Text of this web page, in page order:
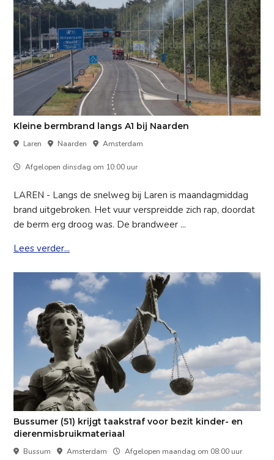
Kleine bermbrand langs A1 bij Naarden
Laren Naarden Amsterdam
Afgelopen dinsdag om 10:00 uur
LAREN - Langs de snelweg bij Laren is maandagmiddag
brand uitgebroken. Het vuur verspreidde zich rap, doordat
de berm erg droog was. De brandweer ...
Lees verder...
Bussumer (51) krijgt taakstraf voor bezit kinder- en
dierenmisbruikmateriaal
Bussum Amsterdam Afgelopen maandag om 08:00 uur